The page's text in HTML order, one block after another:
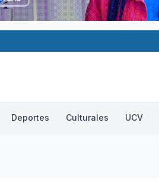
Deportes Culturales UCV